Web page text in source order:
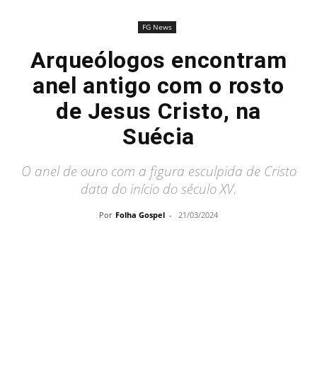
FG News
Arqueólogos encontram
anel antigo com o rosto
de Jesus Cristo, na
Suécia
O anel de ouro com a figura esculpida de Cristo
data do início do século XV.
Por Folha Gospel - 21/03/2024